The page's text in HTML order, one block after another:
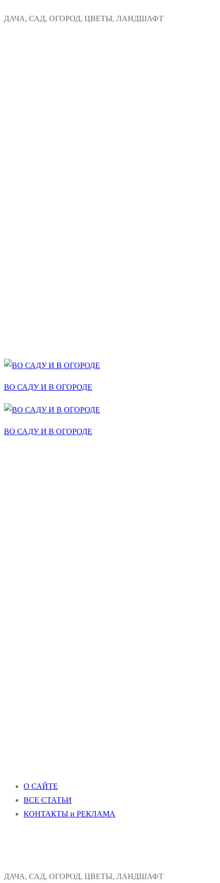
к
ДАЧА, САД, ОГОРОД, ЦВЕТЫ, ЛАНДШАФТ
ВО САДУ И В ОГОРОДЕ
ВО САДУ И В ОГОРОДЕ
О САЙТЕ
ВСЕ СТАТЬИ
КОНТАКТЫ и РЕКЛАМА
ДАЧА, САД, ОГОРОД, ЦВЕТЫ, ЛАНДШАФТ